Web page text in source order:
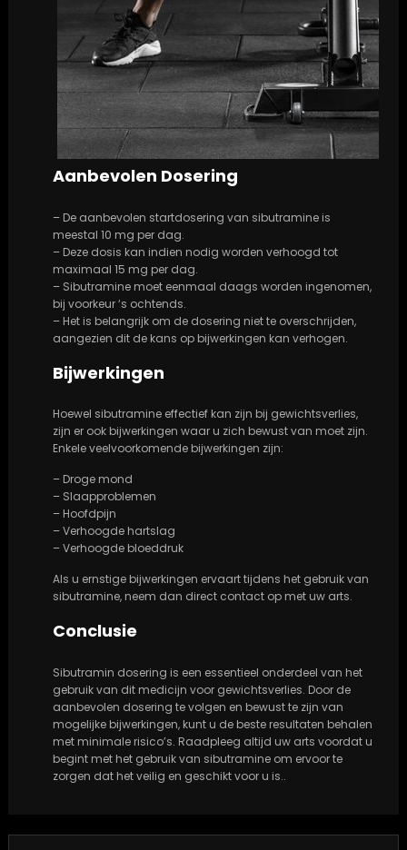
Aanbevolen Dosering
– De aanbevolen startdosering van sibutramine is
meestal 10 mg per dag.
– Deze dosis kan indien nodig worden verhoogd tot
maximaal 15 mg per dag.
– Sibutramine moet eenmaal daags worden ingenomen,
bij voorkeur ‘s ochtends.
– Het is belangrijk om de dosering niet te overschrijden,
aangezien dit de kans op bijwerkingen kan verhogen.
Bijwerkingen
Hoewel sibutramine effectief kan zijn bij gewichtsverlies,
zijn er ook bijwerkingen waar u zich bewust van moet zijn.
Enkele veelvoorkomende bijwerkingen zijn:
– Droge mond
– Slaapproblemen
– Hoofdpijn
– Verhoogde hartslag
– Verhoogde bloeddruk
Als u ernstige bijwerkingen ervaart tijdens het gebruik van
sibutramine, neem dan direct contact op met uw arts.
Conclusie
Sibutramin dosering is een essentieel onderdeel van het
gebruik van dit medicijn voor gewichtsverlies. Door de
aanbevolen dosering te volgen en bewust te zijn van
mogelijke bijwerkingen, kunt u de beste resultaten behalen
met minimale risico’s. Raadpleeg altijd uw arts voordat u
begint met het gebruik van sibutramine om ervoor te
zorgen dat het veilig en geschikt voor u is..